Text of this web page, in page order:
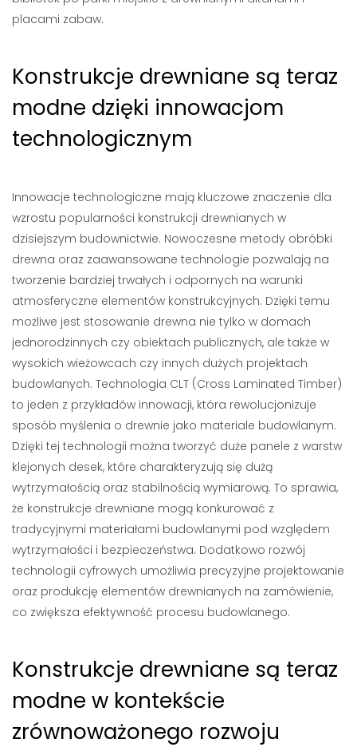
placami zabaw.
Konstrukcje drewniane są teraz
modne dzięki innowacjom
technologicznym
Innowacje technologiczne mają kluczowe znaczenie dla
wzrostu popularności konstrukcji drewnianych w
dzisiejszym budownictwie. Nowoczesne metody obróbki
drewna oraz zaawansowane technologie pozwalają na
tworzenie bardziej trwałych i odpornych na warunki
atmosferyczne elementów konstrukcyjnych. Dzięki temu
możliwe jest stosowanie drewna nie tylko w domach
jednorodzinnych czy obiektach publicznych, ale także w
wysokich wieżowcach czy innych dużych projektach
budowlanych. Technologia CLT (Cross Laminated Timber)
to jeden z przykładów innowacji, która rewolucjonizuje
sposób myślenia o drewnie jako materiale budowlanym.
Dzięki tej technologii można tworzyć duże panele z warstw
klejonych desek, które charakteryzują się dużą
wytrzymałością oraz stabilnością wymiarową. To sprawia,
że konstrukcje drewniane mogą konkurować z
tradycyjnymi materiałami budowlanymi pod względem
wytrzymałości i bezpieczeństwa. Dodatkowo rozwój
technologii cyfrowych umożliwia precyzyjne projektowanie
oraz produkcję elementów drewnianych na zamówienie,
co zwiększa efektywność procesu budowlanego.
Konstrukcje drewniane są teraz
modne w kontekście
zrównoważonego rozwoju